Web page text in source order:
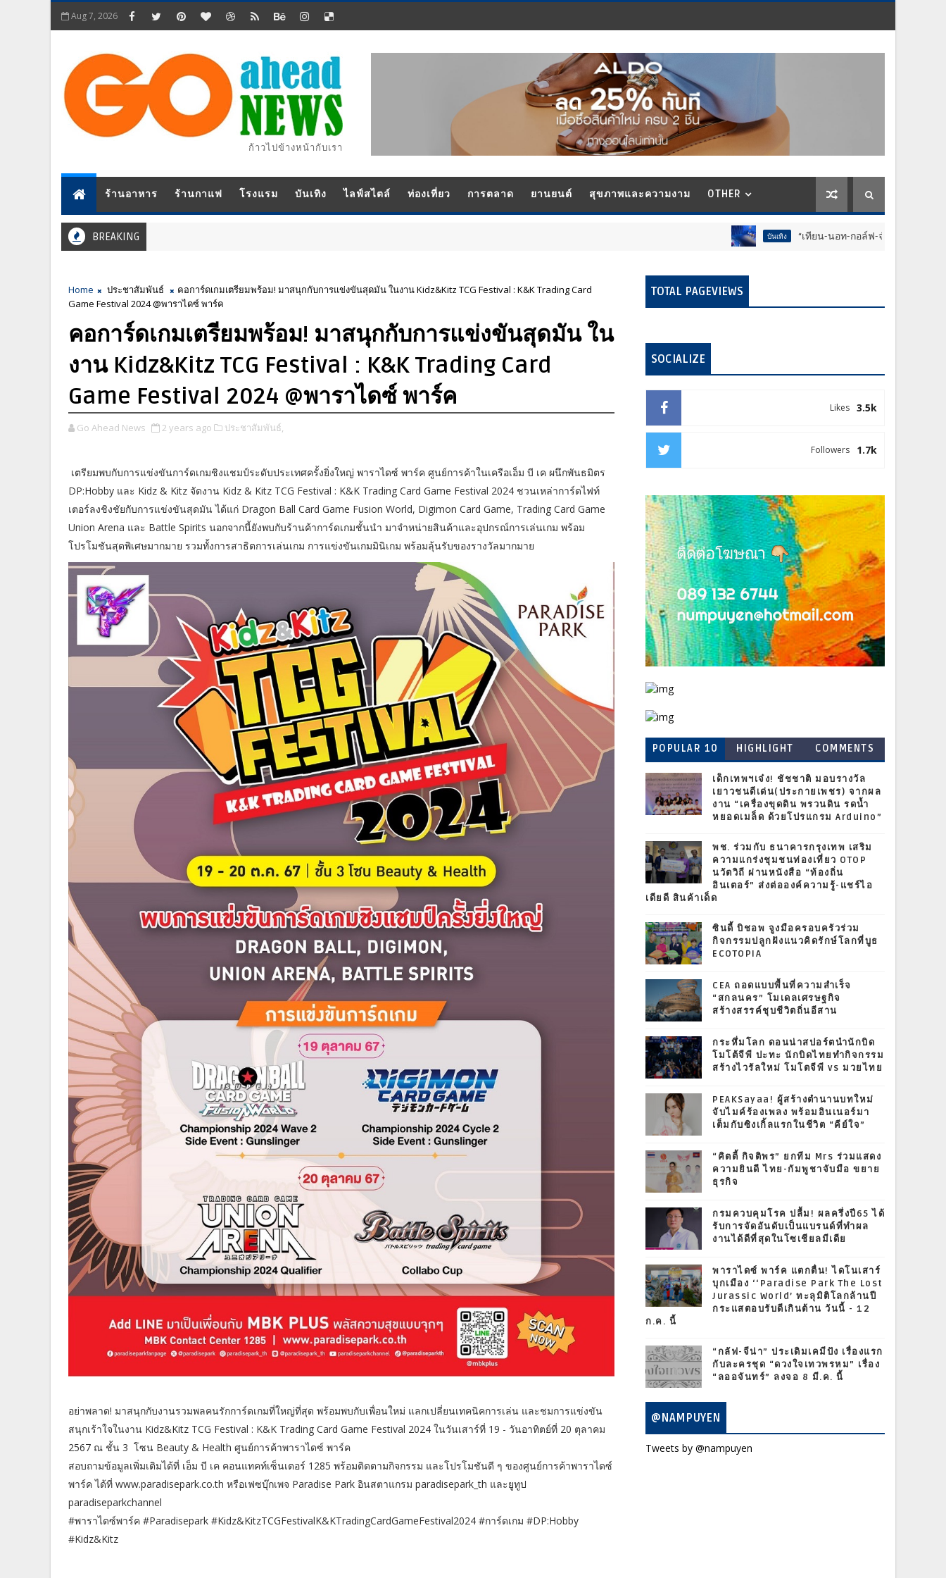
Aug 7, 2026
ก้าวไปข้างหน้ากับเรา
ร้านอาหาร ร้านกาแฟ โรงแรม บันเทิง ไลฟ์สไตล์ ท่องเที่ยว การตลาด ยานยนต์ สุขภาพและความงาม OTHER
BREAKING บันเทิง “เทียน-นอท-กอล์ฟ-จำลอง-โฟล์ค” ร้องจ๊าก!!
Home ประชาสัมพันธ์
คอการ์ดเกมเตรียมพร้อม! มาสนุกกับการแข่งขันสุดมัน ในงาน Kidz&Kitz TCG Festival : K&K Trading Card
Game Festival 2024 @พาราไดซ์ พาร์ค
คอการ์ดเกมเตรียมพร้อม! มาสนุกกับการแข่งขันสุดมัน ใน
งาน Kidz&Kitz TCG Festival : K&K Trading Card
Game Festival 2024 @พาราไดซ์ พาร์ค
Go Ahead News 2 years ago ประชาสัมพันธ์,
เตรียมพบกับการแข่งขันการ์ดเกมชิงแชมป์ระดับประเทศครั้งยิ่งใหญ่ พาราไดซ์ พาร์ค ศูนย์การค้าในเครือเอ็ม บี เค ผนึกพันธมิตร
DP:Hobby และ Kidz & Kitz จัดงาน Kidz & Kitz TCG Festival : K&K Trading Card Game Festival 2024 ชวนเหล่าการ์ดไฟท์
เตอร์ลงชิงชัยกับการแข่งขันสุดมัน ได้แก่ Dragon Ball Card Game Fusion World, Digimon Card Game, Trading Card Game
Union Arena และ Battle Spirits นอกจากนี้ยังพบกับร้านค้าการ์ดเกมชั้นนำ มาจำหน่ายสินค้าและอุปกรณ์การเล่นเกม พร้อม
โปรโมชันสุดพิเศษมากมาย รวมทั้งการสาธิตการเล่นเกม การแข่งขันเกมมินิเกม พร้อมลุ้นรับของรางวัลมากมาย
อย่าพลาด! มาสนุกกับงานรวมพลคนรักการ์ดเกมที่ใหญ่ที่สุด พร้อมพบกับเพื่อนใหม่ แลกเปลี่ยนเทคนิคการเล่น และชมการแข่งขัน
สนุกเร้าใจในงาน Kidz&Kitz TCG Festival : K&K Trading Card Game Festival 2024 ในวันเสาร์ที่ 19 - วันอาทิตย์ที่ 20 ตุลาคม
2567 ณ ชั้น 3 โซน Beauty & Health ศูนย์การค้าพาราไดซ์ พาร์ค
สอบถามข้อมูลเพิ่มเติมได้ที่ เอ็ม บี เค คอนแทคท์เซ็นเตอร์ 1285 พร้อมติดตามกิจกรรม และโปรโมชันดี ๆ ของศูนย์การค้าพาราไดซ์
พาร์ค ได้ที่ www.paradisepark.co.th หรือเฟซบุ๊กเพจ Paradise Park อินสตาแกรม paradisepark_th และยูทูป
paradiseparkchannel
#พาราไดซ์พาร์ค #Paradisepark #Kidz&KitzTCGFestivalK&KTradingCardGameFestival2024 #การ์ดเกม #DP:Hobby
#Kidz&Kitz
TOTAL PAGEVIEWS
SOCIALIZE
3.5k
Likes
1.7k
Followers
POPULAR 10 HIGHLIGHT COMMENTS
เด็กเทพฯเจ๋ง! ชัชชาติ มอบรางวัล
เยาวชนดีเด่น(ประกายเพชร) จากผล
งาน “เครื่องขุดดิน พรวนดิน รดน้ำ
หยอดเมล็ด ด้วยโปรแกรม Arduino”
พช. ร่วมกับ ธนาคารกรุงเทพ เสริม
ความแกร่งชุมชนท่องเที่ยว OTOP
นวัตวิถี ผ่านหนังสือ “ท้องถิ่น
อินเตอร์” ส่งต่อองค์ความรู้-แชร์ไอ
เดียดี สินค้าเด็ด
ซินดี้ บิชอพ จูงมือครอบครัวร่วม
กิจกรรมปลูกฝังแนวคิดรักษ์โลกที่บูธ
ECOTOPIA
CEA ถอดแบบพื้นที่ความสำเร็จ
“สกลนคร” โมเดลเศรษฐกิจ
สร้างสรรค์ชุบชีวิตถิ่นอีสาน
กระหึ่มโลก ดอนน่าสปอร์ตนำนักบิด
โมโต้จีพี ปะทะ นักบิดไทยทำกิจกรรม
สร้างไวรัลใหม่ โมโตจีพี vs มวยไทย
PEAKSayaa! ผู้สร้างตำนานบทใหม่
จับไมค์ร้องเพลง พร้อมอินเนอร์มา
เต็มกับซิงเกิ้ลแรกในชีวิต “คีย์ใจ”
“คิตตี้ กิจติพร” ยกทีม Mrs ร่วมแสดง
ความยินดี ไทย-กัมพูชาจับมือ ขยาย
ธุรกิจ
กรมควบคุมโรค ปลื้ม! ผลครึ่งปี65 ได้
รับการจัดอันดับเป็นแบรนด์ที่ทำผล
งานได้ดีที่สุดในโซเชียลมีเดีย
พาราไดซ์ พาร์ค แตกตื่น! ไดโนเสาร์
บุกเมือง ‘‘Paradise Park The Lost
Jurassic World’ ทะลุมิติโลกล้านปี
กระแสตอบรับดีเกินต้าน วันนี้ - 12
ก.ค. นี้
“กลัฟ-จีน่า” ประเดิมเคมีปัง เรื่องแรก
กับละครชุด “ดวงใจเทวพรหม” เรื่อง
“ลออจันทร์” ลงจอ 8 มี.ค. นี้
@NAMPUYEN
Tweets by @nampuyen